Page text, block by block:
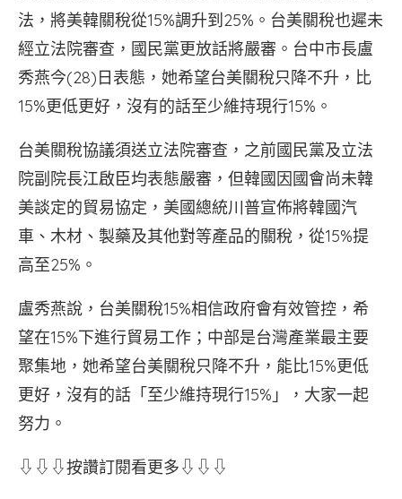
法，將美韓關稅從15%調升到25%。台美關稅也遲未
經立法院審查，國民黨更放話將嚴審。台中市長盧
秀燕今(28)日表態，她希望台美關稅只降不升，比
15%更低更好，沒有的話至少維持現行15%。
台美關稅協議須送立法院審查，之前國民黨及立法
院副院長江啟臣均表態嚴審，但韓國因國會尚未韓
美談定的貿易協定，美國總統川普宣佈將韓國汽
車、木材、製藥及其他對等產品的關稅，從15%提
高至25%。
盧秀燕說，台美關稅15%相信政府會有效管控，希
望在15%下進行貿易工作；中部是台灣產業最主要
聚集地，她希望台美關稅只降不升，能比15%更低
更好，沒有的話「至少維持現行15%」，大家一起
努力。
⇩⇩⇩按讚訂閱看更多⇩⇩⇩